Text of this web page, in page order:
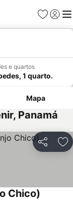
Favoritos
Iniciar
e quartos
1 quarto.
Mapa
Panamá
Partilhar
Chico)